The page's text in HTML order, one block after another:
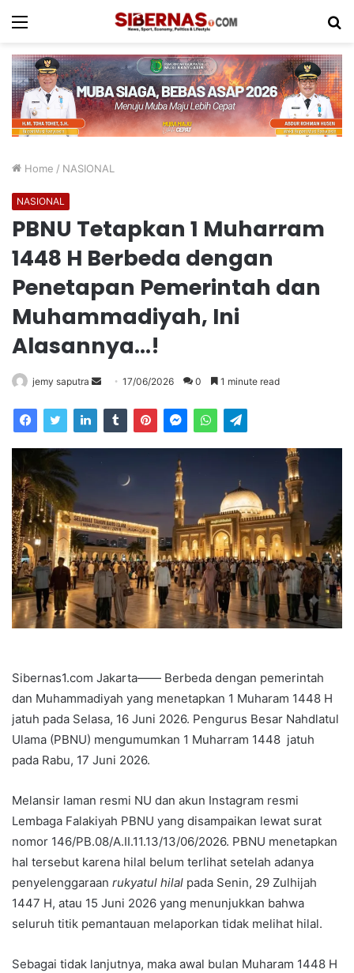
Menu
Home / NASIONAL
NASIONAL
PBNU Tetapkan 1 Muharram
1448 H Berbeda dengan
Penetapan Pemerintah dan
Muhammadiyah, Ini
Alasannya…!
jemy saputra
Send
email
17/06/2026 0 1 minute read
Sibernas1.com Jakarta—— Berbeda dengan pemerintah
dan Muhammadiyah yang menetapkan 1 Muharam 1448 H
jatuh pada Selasa, 16 Juni 2026. Pengurus Besar Nahdlatul
Ulama (PBNU) mengumumkan 1 Muharram 1448 jatuh
pada Rabu, 17 Juni 2026.
Melansir laman resmi NU dan akun Instagram resmi
Lembaga Falakiyah PBNU yang disampaikan lewat surat
nomor 146/PB.08/A.II.11.13/13/06/2026. PBNU menetapkan
hal tersebut karena hilal belum terlihat setelah adanya
penyelenggaraan rukyatul hilal pada Senin, 29 Zulhijah
1447 H, atau 15 Juni 2026 yang menunjukkan bahwa
seluruh titik pemantauan melaporkan tidak melihat hilal.
Sebagai tidak lanjutnya, maka awal bulan Muharam 1448 H